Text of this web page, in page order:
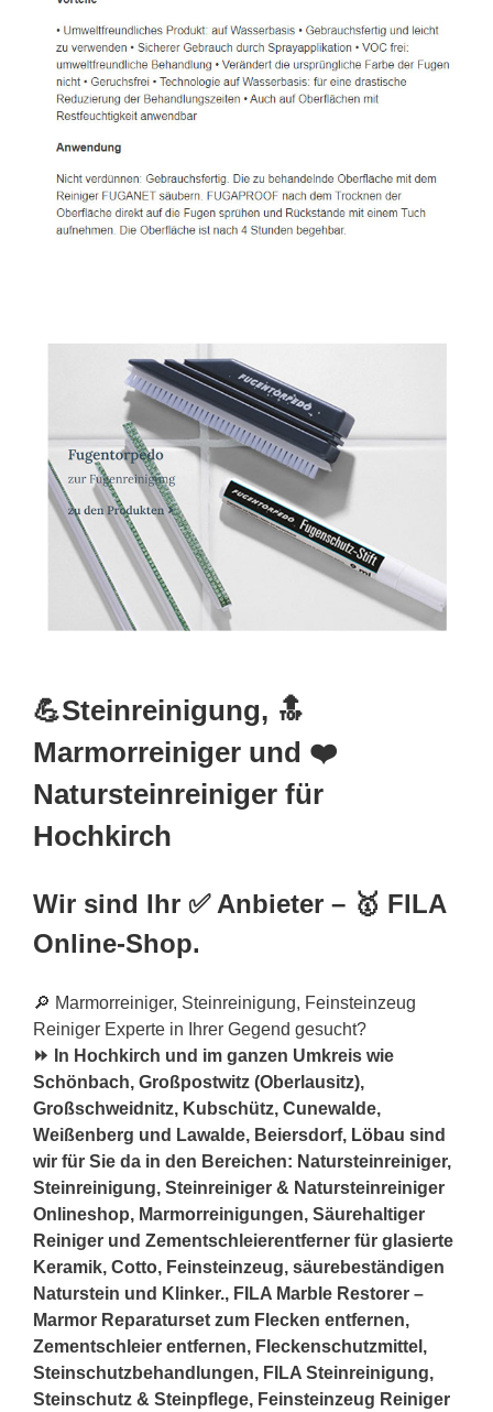
💪Steinreinigung, 🔝
Marmorreiniger und ❤️
Natursteinreiniger für
Hochkirch
Wir sind Ihr ✅ Anbieter – 🥇 FILA
Online-Shop.
🔎 Marmorreiniger, Steinreinigung, Feinsteinzeug
Reiniger Experte in Ihrer Gegend gesucht?
⏩ In Hochkirch und im ganzen Umkreis wie
Schönbach, Großpostwitz (Oberlausitz),
Großschweidnitz, Kubschütz, Cunewalde,
Weißenberg und Lawalde, Beiersdorf, Löbau sind
wir für Sie da in den Bereichen: Natursteinreiniger,
Steinreinigung, Steinreiniger & Natursteinreiniger
Onlineshop, Marmorreinigungen, Säurehaltiger
Reiniger und Zementschleierentferner für glasierte
Keramik, Cotto, Feinsteinzeug, säurebeständigen
Naturstein und Klinker., FILA Marble Restorer –
Marmor Reparaturset zum Flecken entfernen,
Zementschleier entfernen, Fleckenschutzmittel,
Steinschutzbehandlungen, FILA Steinreinigung,
Steinschutz & Steinpflege, Feinsteinzeug Reiniger